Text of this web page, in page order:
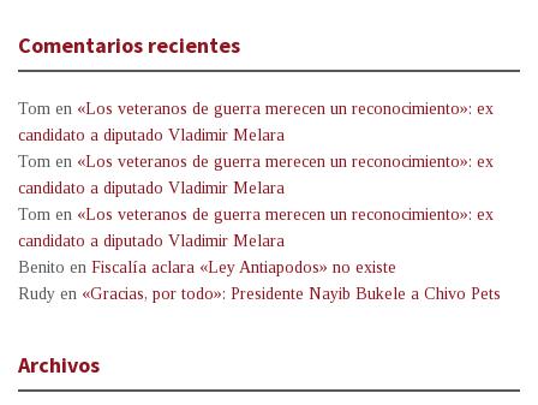
Comentarios recientes
Tom en «Los veteranos de guerra merecen un reconocimiento»: ex
candidato a diputado Vladimir Melara
Tom en «Los veteranos de guerra merecen un reconocimiento»: ex
candidato a diputado Vladimir Melara
Tom en «Los veteranos de guerra merecen un reconocimiento»: ex
candidato a diputado Vladimir Melara
Benito en Fiscalía aclara «Ley Antiapodos» no existe
Rudy en «Gracias, por todo»: Presidente Nayib Bukele a Chivo Pets
Archivos